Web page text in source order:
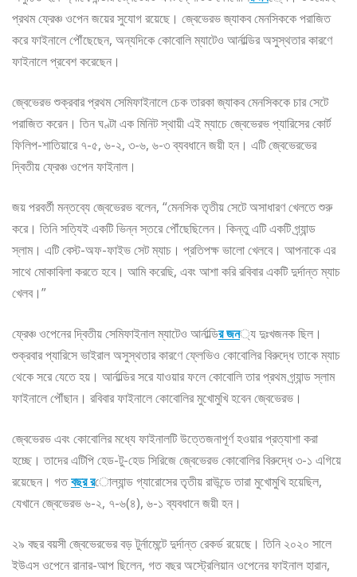
প্রথম ফ্রেঞ্চ ওপেন জয়ের সুযোগ রয়েছে। জ্বেভেরভ জ্যাকব মেনসিককে পরাজিত
করে ফাইনালে পৌঁছেছেন, অন্যদিকে কোবোলি ম্যাটেও আর্নাল্ডির অসুস্থতার কারণে
ফাইনালে প্রবেশ করেছেন।
জ্বেভেরভ শুক্রবার প্রথম সেমিফাইনালে চেক তারকা জ্যাকব মেনসিককে চার সেটে
পরাজিত করেন। তিন ঘণ্টা এক মিনিট স্থায়ী এই ম্যাচে জ্বেভেরভ প্যারিসের কোর্ট
ফিলিপ-শাতিয়ারে ৭-৫, ৬-২, ৩-৬, ৬-৩ ব্যবধানে জয়ী হন। এটি জ্বেভেরভের
দ্বিতীয় ফ্রেঞ্চ ওপেন ফাইনাল।
জয় পরবর্তী মন্তব্যে জ্বেভেরভ বলেন, “মেনসিক তৃতীয় সেটে অসাধারণ খেলতে শুরু
করে। তিনি সত্যিই একটি ভিন্ন স্তরে পৌঁছেছিলেন। কিন্তু এটি একটি গ্র্যান্ড
স্লাম। এটি বেস্ট-অফ-ফাইভ সেট ম্যাচ। প্রতিপক্ষ ভালো খেলবে। আপনাকে এর
সাথে মোকাবিলা করতে হবে। আমি করেছি, এবং আশা করি রবিবার একটি দুর্দান্ত ম্যাচ
খেলব।”
ফ্রেঞ্চ ওপেনের দ্বিতীয় সেমিফাইনাল ম্যাটেও আর্নাল্ডির জন্য দুঃখজনক ছিল।
শুক্রবার প্যারিসে ভাইরাল অসুস্থতার কারণে ফ্লেভিও কোবোলির বিরুদ্ধে তাকে ম্যাচ
থেকে সরে যেতে হয়। আর্নাল্ডির সরে যাওয়ার ফলে কোবোলি তার প্রথম গ্র্যান্ড স্লাম
ফাইনালে পৌঁছান। রবিবার ফাইনালে কোবোলির মুখোমুখি হবেন জ্বেভেরভ।
জ্বেভেরভ এবং কোবোলির মধ্যে ফাইনালটি উত্তেজনাপূর্ণ হওয়ার প্রত্যাশা করা
হচ্ছে। তাদের এটিপি হেড-টু-হেড সিরিজে জ্বেভেরভ কোবোলির বিরুদ্ধে ৩-১ এগিয়ে
রয়েছেন। গতবছর রোল্যান্ড গ্যারোসের তৃতীয় রাউন্ডে তারা মুখোমুখি হয়েছিল,
যেখানে জ্বেভেরভ ৬-২, ৭-৬(৪), ৬-১ ব্যবধানে জয়ী হন।
২৯ বছর বয়সী জ্বেভেরভের বড় টুর্নামেন্টে দুর্দান্ত রেকর্ড রয়েছে। তিনি ২০২০ সালে
ইউএস ওপেনে রানার-আপ ছিলেন, গত বছর অস্ট্রেলিয়ান ওপেনের ফাইনাল হারান,